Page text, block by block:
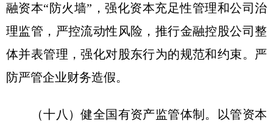
融资本“防火墙”，强化资本充足性管理和公司治
理监管，严控流动性风险，推行金融控股公司整
体并表管理，强化对股东行为的规范和约束。严
防严管企业财务造假。
（十八）健全国有资产监管体制。以管资本